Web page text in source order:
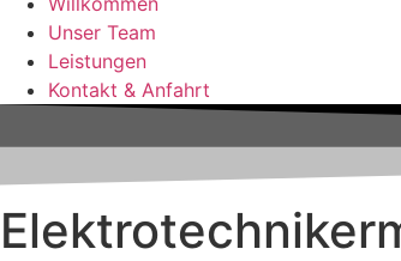
Unser Team
Leistungen
Kontakt & Anfahrt